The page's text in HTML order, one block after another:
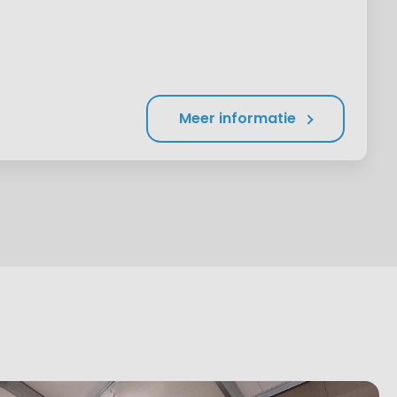
Meer informatie